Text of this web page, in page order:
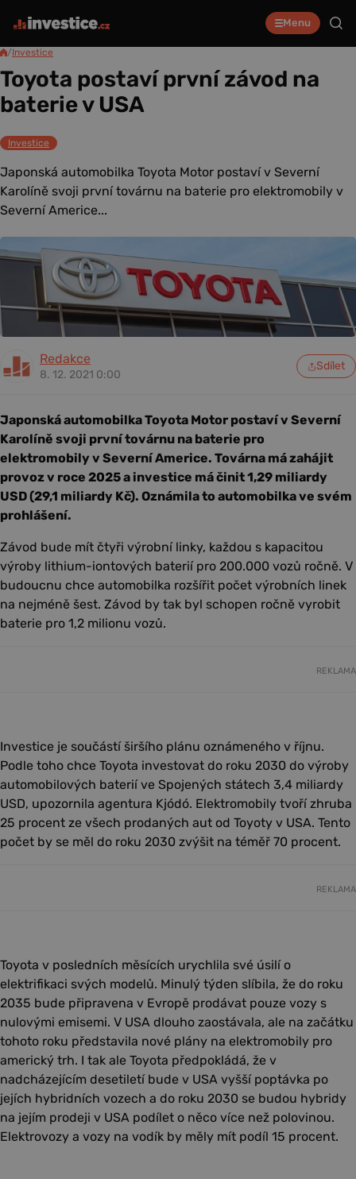
Menu
/Investice
Toyota postaví první závod na
baterie v USA
Investice
Japonská automobilka Toyota Motor postaví v Severní
Karolíně svoji první továrnu na baterie pro elektromobily v
Severní Americe...
Redakce
8. 12. 2021 0:00
Sdílet
Japonská automobilka Toyota Motor postaví v Severní
Karolíně svoji první továrnu na baterie pro
elektromobily v Severní Americe. Továrna má zahájit
provoz v roce 2025 a investice má činit 1,29 miliardy
USD (29,1 miliardy Kč). Oznámila to automobilka ve svém
prohlášení.
Závod bude mít čtyři výrobní linky, každou s kapacitou
výroby lithium-iontových baterií pro 200.000 vozů ročně. V
budoucnu chce automobilka rozšířit počet výrobních linek
na nejméně šest. Závod by tak byl schopen ročně vyrobit
baterie pro 1,2 milionu vozů.
REKLAMA
Investice je součástí širšího plánu oznámeného v říjnu.
Podle toho chce Toyota investovat do roku 2030 do výroby
automobilových baterií ve Spojených státech 3,4 miliardy
USD, upozornila agentura Kjódó. Elektromobily tvoří zhruba
25 procent ze všech prodaných aut od Toyoty v USA. Tento
počet by se měl do roku 2030 zvýšit na téměř 70 procent.
REKLAMA
Toyota v posledních měsících urychlila své úsilí o
elektrifikaci svých modelů. Minulý týden slíbila, že do roku
2035 bude připravena v Evropě prodávat pouze vozy s
nulovými emisemi. V USA dlouho zaostávala, ale na začátku
tohoto roku představila nové plány na elektromobily pro
americký trh. I tak ale Toyota předpokládá, že v
nadcházejícím desetiletí bude v USA vyšší poptávka po
jejích hybridních vozech a do roku 2030 se budou hybridy
na jejím prodeji v USA podílet o něco více než polovinou.
Elektrovozy a vozy na vodík by měly mít podíl 15 procent.